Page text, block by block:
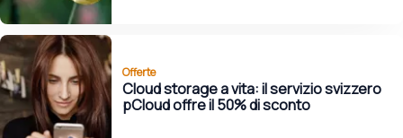
Offerte
Cloud storage a vita: il servizio svizzero
pCloud offre il 50% di sconto